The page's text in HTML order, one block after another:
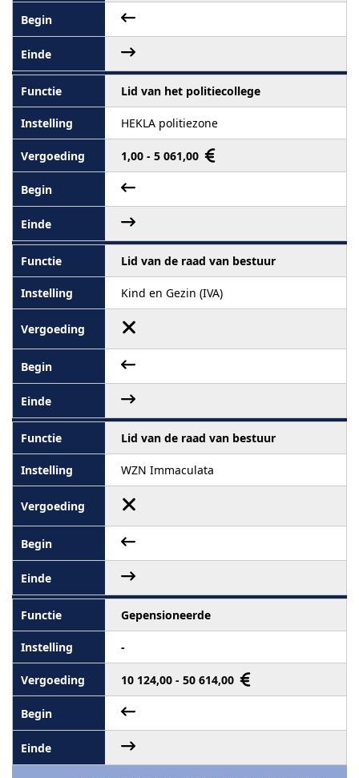
Lid van het politiecollege
HEKLA politiezone
1,00 - 5 061,00
Lid van de raad van bestuur
Kind en Gezin (IVA)
Lid van de raad van bestuur
WZN Immaculata
Gepensioneerde
-
10 124,00 - 50 614,00